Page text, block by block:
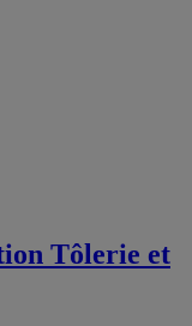
Tôlerie et